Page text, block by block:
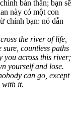
bản thân; bạn sẽ
này có một con
chính bạn: nó dẫn
the river of life,
countless paths
you across this river;
yourself and lose.
can go, except
with it.